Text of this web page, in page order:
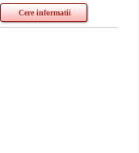
Cere informatii